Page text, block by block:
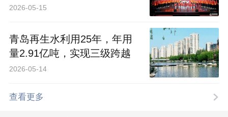
日主题活动
2026-05-15
青岛再生水利用25年，年用
量2.91亿吨，实现三级跨越
2026-05-14
查看更多